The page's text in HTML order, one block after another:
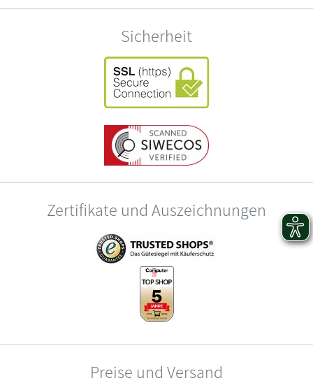
Sicherheit
Zertifikate und Auszeichnungen
Preise und Versand